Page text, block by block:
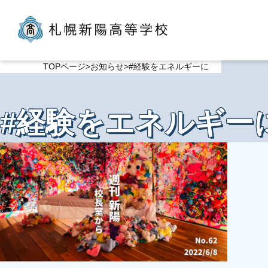
TOPページ お知らせ #経験をエネルギーに
#経験をエネルギー